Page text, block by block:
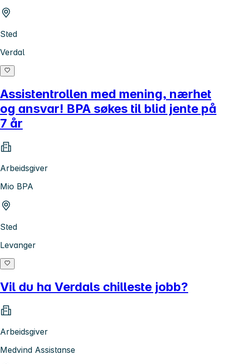
Sted
Verdal
Assistentrollen med mening, nærhet
og ansvar! BPA søkes til blid jente på
7 år
Arbeidsgiver
Mio BPA
Sted
Levanger
Vil du ha Verdals chilleste jobb?
Arbeidsgiver
Medvind Assistanse